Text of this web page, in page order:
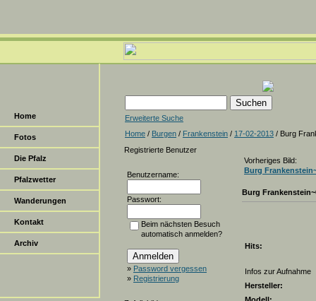
Home
Fotos
Die Pfalz
Pfalzwetter
Wanderungen
Kontakt
Archiv
Erweiterte Suche
Home / Burgen / Frankenstein / 17-02-2013 / Burg
Registrierte Benutzer
Benutzername:
Passwort:
Beim nächsten Besuch
automatisch anmelden?
» Password vergessen
» Registrierung
Vorheriges Bild:
Burg
Burg
Hits:
Infos zur Aufnahme
Hersteller: